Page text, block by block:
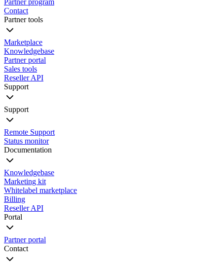
Contact
Partner tools
Marketplace
Knowledgebase
Partner portal
Sales tools
Reseller API
Support
Support
Remote Support
Status monitor
Documentation
Knowledgebase
Marketing kit
Whitelabel marketplace
Billing
Reseller API
Portal
Partner portal
Contact